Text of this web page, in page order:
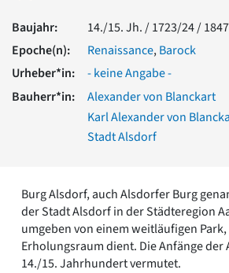
Vorromanik
Römische Antike
Über uns
Über baukunst-nrw
Fachbeirat
Freunde & Förderer
Suchbegriff eingeben
Baujahr:
14./15. Jh. / 1723/24 /
Epoche(n):
Renaissance,Barock
Urheber*in:
- keine Angabe -
Bauherr*in:
Alexander von Blanckart
Karl Alexander von
Stadt Alsdorf
Burg Alsdorf, auch Alsdorfer Burg
der Stadt Alsdorf in der Städteregion
umgeben von einem weitläufigen
Erholungsraum dient. Die Anfänge der
14./15. Jahrhundert vermutet.